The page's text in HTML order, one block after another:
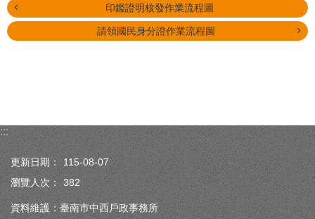
印鑑證明核發作業流程圖
請領國民身分證作業流程圖
:::
更新日期：
115-08-07
瀏覽人次：
382
資料維護：臺南市中西戶政事務所